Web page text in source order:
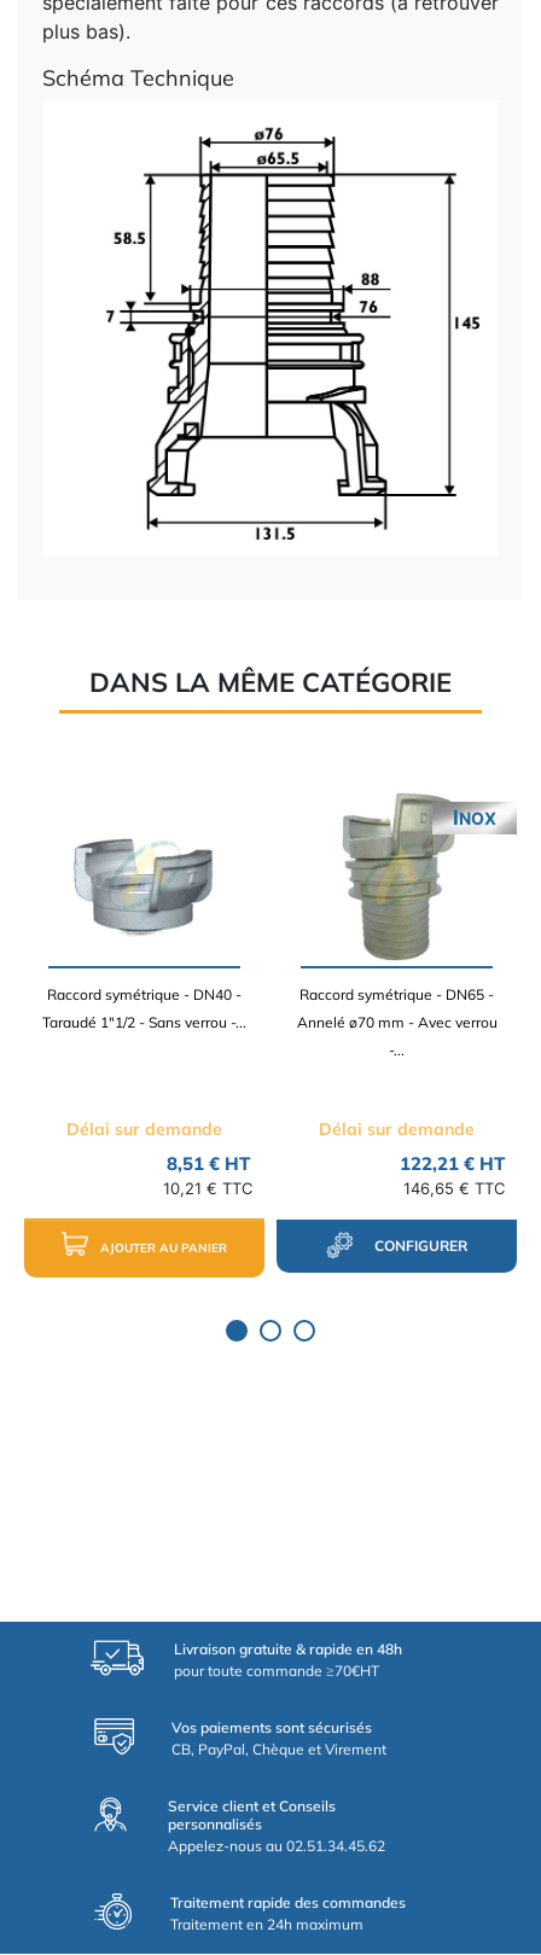
plus bas).
Schéma Technique
DANS LA MÊME CATÉGORIE
Raccord symétrique - DN40 -
Taraudé 1"1/2 - Sans verrou -...
Délai sur demande
8,51 € HT
10,21 € TTC
AJOUTER AU PANIER
Raccord symétrique - DN65 -
Annelé ø70 mm - Avec verrou
-...
Délai sur demande
122,21 € HT
146,65 € TTC
CONFIGURER
INOX
Livraison gratuite & rapide en 48h
pour toute commande ≥70€HT
Vos paiements sont sécurisés
CB, PayPal, Chèque et Virement
Service client et Conseils
personnalisés
Appelez-nous au 02.51.34.45.62
Traitement rapide des commandes
Traitement en 24h maximum